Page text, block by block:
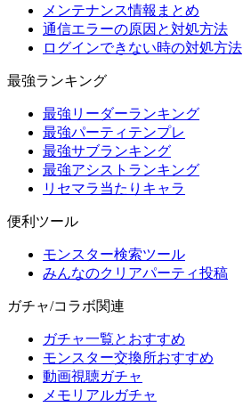
メンテナンス情報まとめ
通信エラーの原因と対処方法
ログインできない時の対処方法
最強ランキング
最強リーダーランキング
最強パーティテンプレ
最強サブランキング
最強アシストランキング
リセマラ当たりキャラ
便利ツール
モンスター検索ツール
みんなのクリアパーティ投稿
ガチャ/コラボ関連
ガチャ一覧とおすすめ
モンスター交換所おすすめ
動画視聴ガチャ
メモリアルガチャ